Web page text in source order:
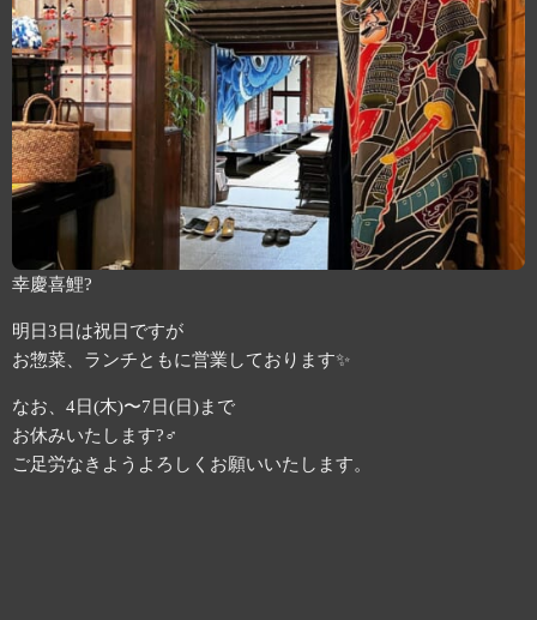
幸慶喜鯉?
明日3日は祝日ですが
お惣菜、ランチともに営業しております✨
なお、4日(木)〜7日(日)まで
お休みいたします?‍♂️
ご足労なきようよろしくお願いいたします。